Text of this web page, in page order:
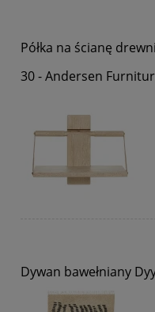
Półka na ścianę
30 - Andersen
Dywan bawełniany